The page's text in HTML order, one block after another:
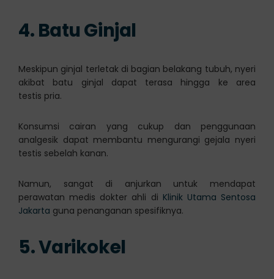
4. Batu Ginjal
Meskipun ginjal terletak di bagian belakang tubuh, nyeri
akibat batu ginjal dapat terasa hingga ke area
testis pria.
Konsumsi cairan yang cukup dan penggunaan
analgesik dapat membantu mengurangi gejala nyeri
testis sebelah kanan.
Namun, sangat di anjurkan untuk mendapat
perawatan medis dokter ahli di Klinik Utama Sentosa
Jakarta guna penanganan spesifiknya.
5. Varikokel